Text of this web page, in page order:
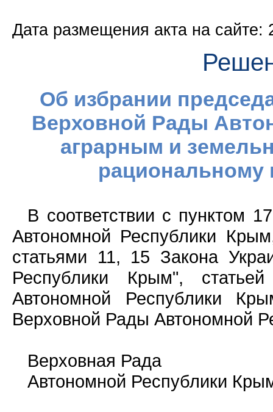
Дата размещения акта на сайте:
Об избрании
Верховной Рады
аграрным и
В соответствии с пунктом
Автономной Республики
статьями 11, 15 Закона
Республики Крым",
Автономной Республики
Верховной Рады Автономной
Верховная Рада
Автономной Республики